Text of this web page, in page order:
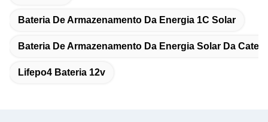
Bateria De Armazenamento Da Energia 1C Solar
Bateria De Armazenamento Da Energia Solar Da
Lifepo4 Bateria 12v